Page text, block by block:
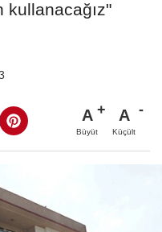
kullanacağız"
A
Büyüt
A
Küçült